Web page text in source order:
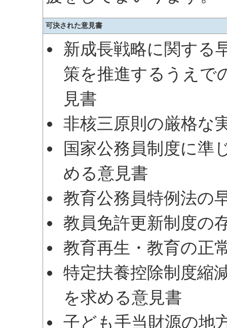
可決された意見書
新成長戦略に関する
策を推進するうえで
見書
非核三原則の厳格な
国家公務員制度に準
める意見書
教育公務員特例法の
教員免許更新制度の
教育再生・教育の正
特定扶養控除制度縮
を求める意見書
子ども手当財源の地